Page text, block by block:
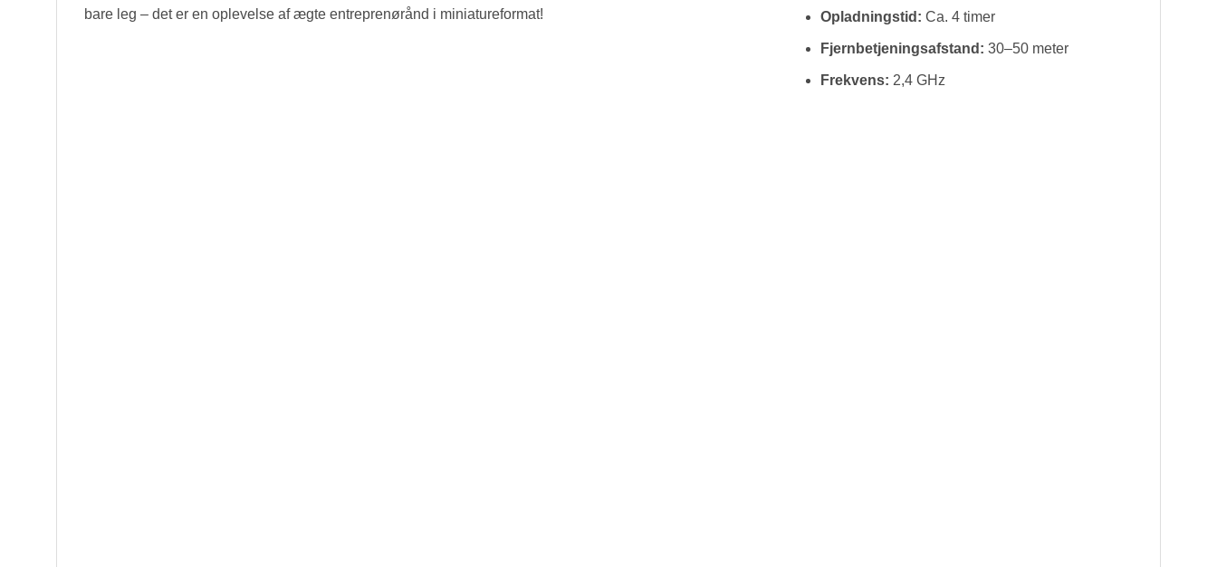
bare leg – det er en oplevelse af ægte entreprenørånd i miniatureformat!
Opladningstid: Ca. 4 timer
Fjernbetjeningsafstand: 30–50 meter
Frekvens: 2,4 GHz